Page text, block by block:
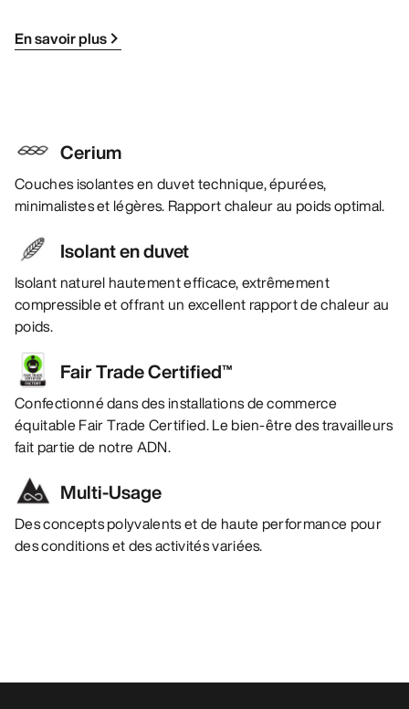
En savoir plus
Cerium
Couches isolantes en duvet technique, épurées,
minimalistes et légères. Rapport chaleur au poids optimal.
Isolant en duvet
Isolant naturel hautement efficace, extrêmement
compressible et offrant un excellent rapport de chaleur au
poids.
Fair Trade Certified™
Confectionné dans des installations de commerce
équitable Fair Trade Certified. Le bien-être des travailleurs
fait partie de notre ADN.
Multi-Usage
Des concepts polyvalents et de haute performance pour
des conditions et des activités variées.